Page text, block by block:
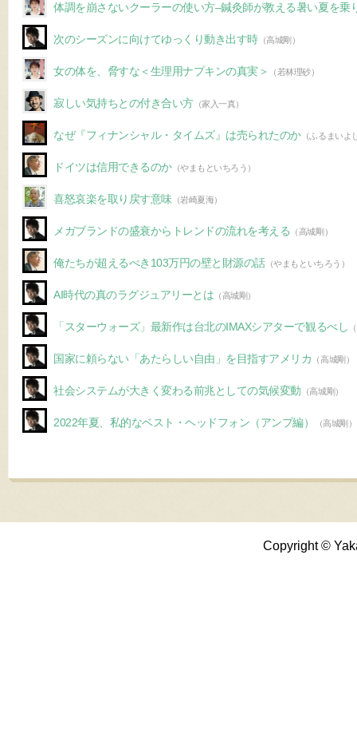
体調を崩さないクーラーの使い方–鍼灸師が教える暑い夏を乗
次のシーズンに向けてゆっくり動き出す時（高城剛）
女の体を、脅すな＜生理用ナプキンの真実＞ （若林理砂）
寂しい気持ちとの付き合い方（家入一真）
なぜ『フィナンシャル・タイムズ』は売られたのか（ふるまいよ
ドイツは信用できるのか（やまもといちろう）
喜怒哀楽を取り戻す意味（岩崎夏海）
メガブランドの盛衰からトレンドの流れを考える （高城剛）
俺たちが超えるべき103万円の壁と財源の話（やまもといちろう）
AI時代の真のラグジュアリーとは （高城剛）
「スターウォーズ」最新作は台北のIMAXシアターで観るべし
国家に頼らない「あたらしい自由」を目指すアメリカ （高城剛）
社会システムが大きく変わる前兆としての気候変動 （高城剛）
2022年夏、私的なベスト・ヘッドフォン（アンプ編） （高城剛）
Copyright ©